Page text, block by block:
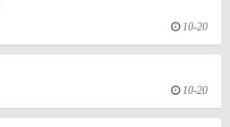
10-20
10-20